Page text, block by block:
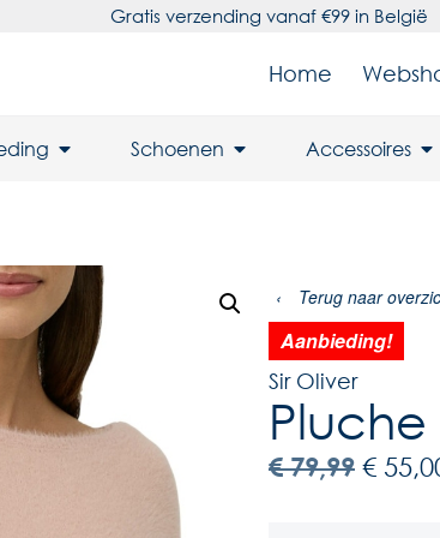
Gratis verzending vanaf €99 in België
Home
Schoenen Accessoires
‹ Terug naar
Aanbieding!
Sir Oliver
€79,99 €